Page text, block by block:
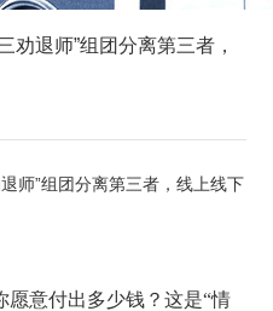
劝退师”组团分离第三者，
师”组团分离第三者，线上线下
愿意付出多少钱？这是“情